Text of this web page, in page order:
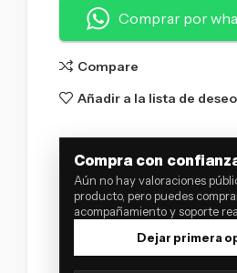
Comprar por
Compare
Añadir a la lista de
Compra con
Aún no hay valoraciones
producto, pero puedes
acompañamiento y soporte
Dejar primera